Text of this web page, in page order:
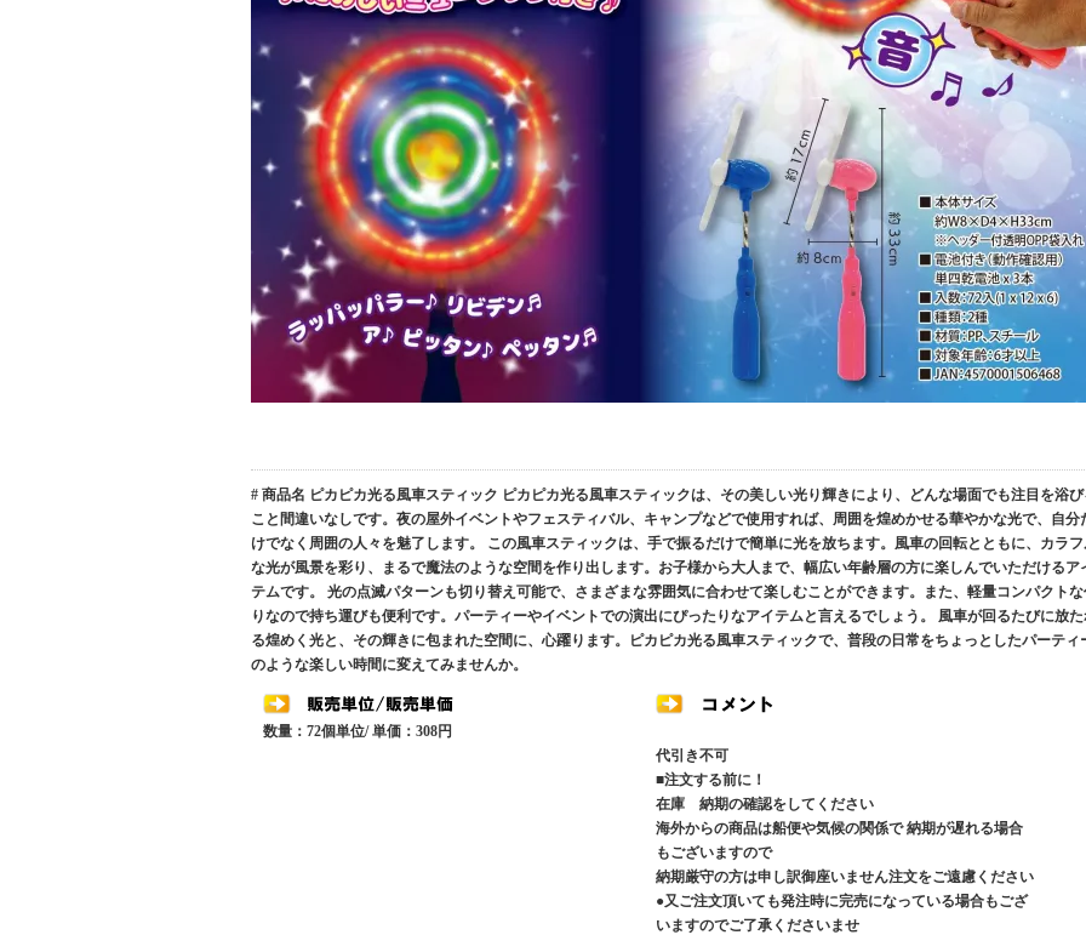
# 商品名 ピカピカ光る風車スティック ピカピカ光る風車スティックは、その美しい光り輝きにより、どんな場面でも注目を浴
こと間違いなしです。夜の屋外イベントやフェスティバル、キャンプなどで使用すれば、周囲を煌めかせる華やかな光で、自分
けでなく周囲の人々を魅了します。 この風車スティックは、手で振るだけで簡単に光を放ちます。風車の回転とともに、カラ
な光が風景を彩り、まるで魔法のような空間を作り出します。お子様から大人まで、幅広い年齢層の方に楽しんでいただけるア
テムです。 光の点滅パターンも切り替え可能で、さまざまな雰囲気に合わせて楽しむことができます。また、軽量コンパクト
りなので持ち運びも便利です。パーティーやイベントでの演出にぴったりなアイテムと言えるでしょう。 風車が回るたびに放
る煌めく光と、その輝きに包まれた空間に、心躍ります。ピカピカ光る風車スティックで、普段の日常をちょっとしたパーティ
のような楽しい時間に変えてみませんか。
数量：72個単位/ 単価：308円
代引き不可
■注文する前に！
在庫 納期の確認をしてください
海外からの商品は船便や気候の関係で 納期が遅れる場合
もございますので
納期厳守の方は申し訳御座いません注文をご遠慮ください
●又ご注文頂いても発注時に完売になっている場合もござ
いますのでご了承くださいませ